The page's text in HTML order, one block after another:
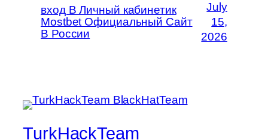
вход В Личный кабинетик
Mostbet Официальный Сайт
В России
July
15,
2026
TurkHackTeam